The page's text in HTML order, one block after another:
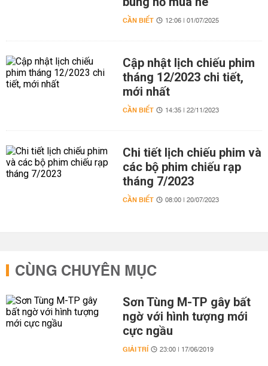
CẦN BIẾT 12:06 | 01/07/2025
Cập nhật lịch chiếu phim
tháng 12/2023 chi tiết,
mới nhất
CẦN BIẾT 14:35 | 22/11/2023
Chi tiết lịch chiếu phim và
các bộ phim chiếu rạp
tháng 7/2023
CẦN BIẾT 08:00 | 20/07/2023
CÙNG CHUYÊN MỤC
Sơn Tùng M-TP gây bất
ngờ với hình tượng mới
cực ngầu
GIẢI TRÍ 23:00 | 17/06/2019